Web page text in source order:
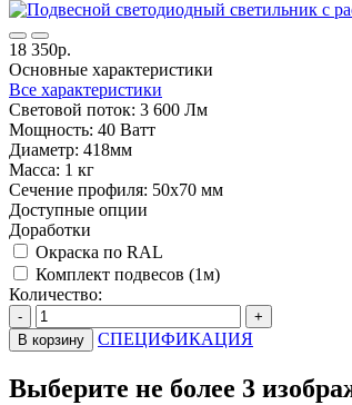
18 350р.
Основные характеристики
Все характеристики
Световой поток: 3 600 Лм
Мощность: 40 Ватт
Диаметр: 418мм
Масса: 1 кг
Сечение профиля: 50х70 мм
Доступные опции
Доработки
Окраска по RAL
Комплект подвесов (1м)
Количество:
-
+
В корзину
СПЕЦИФИКАЦИЯ
Выберите не более 3